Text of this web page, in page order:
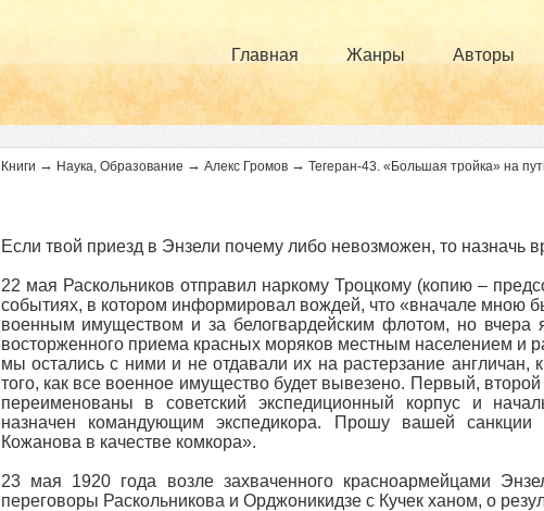
Главная Жанры Авторы
Книги → Наука, Образование → Алекс Громов → Тегеран-43. «Большая тройка» на
Если твой приезд в Энзели почему либо невозможен, то назначь
22 мая Раскольников отправил наркому Троцкому (копию –
событиях, в котором информировал вождей, что «вначале мною
военным имуществом и за белогвардейским флотом, но вчера
восторженного приема красных моряков местным населением и
мы остались с ними и не отдавали их на растерзание
того, как все военное имущество будет вывезено. Первый,
переименованы в советский экспедиционный корпус и
назначен командующим экспедикора. Прошу вашей
Кожанова в качестве комкора».
23 мая 1920 года возле захваченного красноармейцами
переговоры Раскольникова и Орджоникидзе с Кучек ханом, о